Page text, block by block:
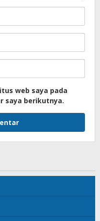
web saya pada
saya berikutnya.